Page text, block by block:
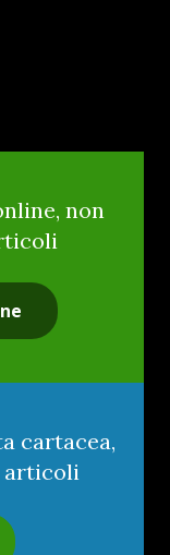
non
cartacea,
articoli